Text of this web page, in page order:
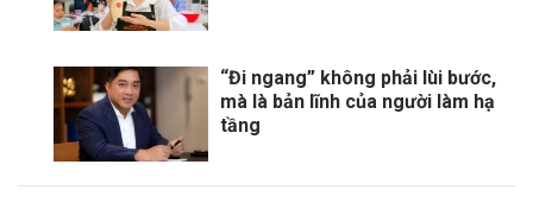
“Đi ngang” không phải lùi bước,
mà là bản lĩnh của người làm hạ
tầng